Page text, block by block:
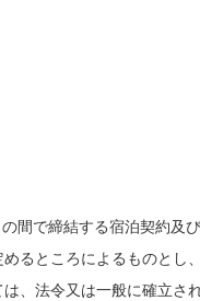
間で締結する宿泊契約及
るところによるものとし
、法令又は一般に確立さ